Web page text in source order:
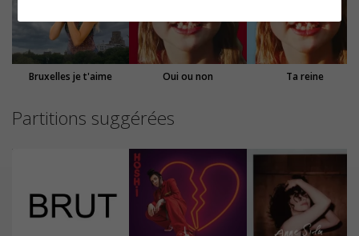
Bruxelles je t'aime Oui ou non Ta reine
Partitions suggérées